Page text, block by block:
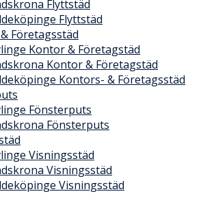
Flyttstäd
Flyttstäd
Företagsstäd
Kontor & Företagstäd
Kontor & Företagstäd
Kontors- & Företagsstäd
Fönsterputs
Fönsterputs
Visningsstäd
Visningsstäd
Visningsstäd